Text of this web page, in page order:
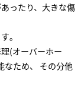
ったり、大きな傷
｡
(オーバーホー
なため、 その分他